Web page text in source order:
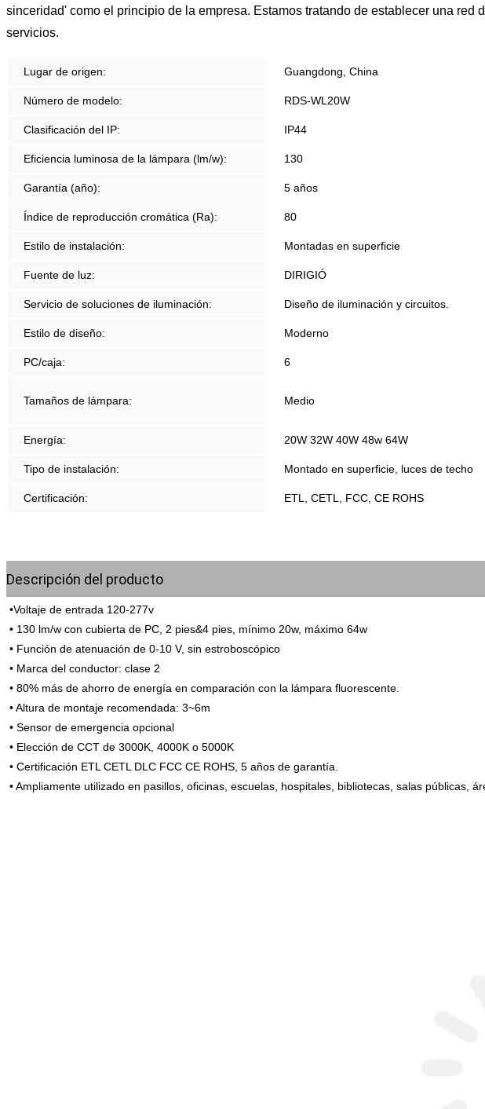
sinceridad' como el principio de la empresa. Estamos tratando de establecer una
servicios.
Lugar de origen: Guangdong, China
Número de modelo: RDS-WL20W
Clasificación del IP: IP44
Eficiencia luminosa de la lámpara (lm/w): 130
Garantía (año): 5 años
Índice de reproducción cromática (Ra): 80
Estilo de instalación: Montadas en superficie
Fuente de luz: DIRIGIÓ
Servicio de soluciones de iluminación: Diseño de iluminación y circuitos.
Estilo de diseño: Moderno
PC/caja: 6
Tamaños de lámpara: Medio
Energía: 20W 32W 40W 48w 64W
Tipo de instalación: Montado en superficie, luces de techo
Certificación: ETL, CETL, FCC, CE ROHS
Descripción del producto
•Voltaje de entrada 120-277v
• 130 lm/w con cubierta de PC, 2 pies&4 pies, mínimo 20w, máximo 64w
• Función de atenuación de 0-10 V, sin estroboscópico
• Marca del conductor: clase 2
• 80% más de ahorro de energía en comparación con la lámpara fluorescente.
• Altura de montaje recomendada: 3~6m
• Sensor de emergencia opcional
• Elección de CCT de 3000K, 4000K o 5000K
• Certificación ETL CETL DLC FCC CE ROHS, 5 años de garantía.
• Ampliamente utilizado en pasillos, oficinas, escuelas, hospitales, bibliotecas, salas públicas,